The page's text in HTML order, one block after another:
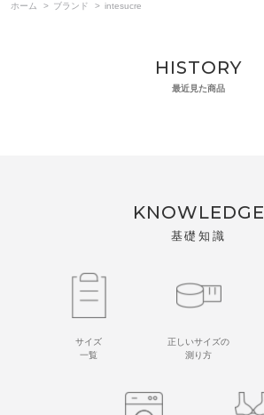
ホーム > ブランド > intesucre
HISTORY
最近見た商品
KNOWLEDGE
基礎知識
サイズ
一覧
正しいサイズの
測り方